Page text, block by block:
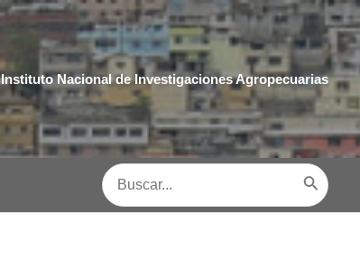
Instituto Nacional de Investigaciones Agropecuarias
Buscar
por: